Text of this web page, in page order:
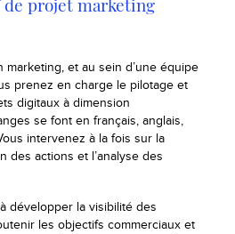
de projet marketing
marketing, et au sein d’une équipe
prenez en charge le pilotage et
digitaux à dimension
se font en français, anglais,
intervenez à la fois sur la
des actions et l’analyse des
développer la visibilité des
les objectifs commerciaux et